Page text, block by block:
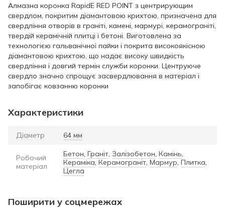
Алмазна коронка RapidE RED POINT з центрирующим
свердлом, покритим діамантовою крихтою, призначена для
свердління отворів в граніті, камені, мармурі, керамограніті,
твердій керамічній плитці і бетоні. Виготовлена за
технологією гальванічної пайки і покрита високоякісною
діамантовою крихтою, що надає високу швидкість
свердління і довгий термін служби коронки. Центруюче
свердло значно спрощує засвердлювання в матеріал і
запобігає ковзанню коронки
Характеристики
Діаметр 64 мм
Робочий
матеріал
Бетон Граніт Залізобетон Камінь
Кераміка Керамограніт Мармур Плитка
Цегла
Поширити у соцмережах